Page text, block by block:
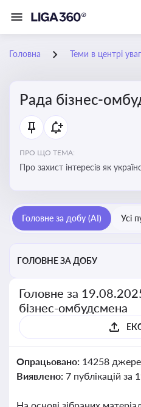
Головна Теми в центрі
Рада бізнес-
ПРО ЩО ТЕМА:
Про захист інтересів як
Головне за добу (AI) Усі
ГОЛОВНЕ ЗА ДОБУ
Головне за
бізнес-омбудсмена
Опрацьовано: 14258
Виявлено: 7 публікацій за